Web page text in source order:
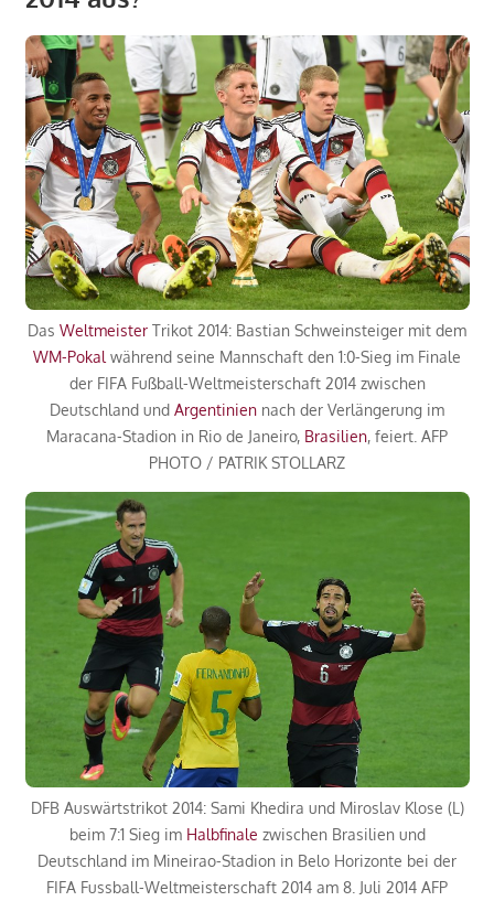
Das Weltmeister Trikot 2014: Bastian Schweinsteiger mit dem
WM-Pokal während seine Mannschaft den 1:0-Sieg im Finale
der FIFA Fußball-Weltmeisterschaft 2014 zwischen
Deutschland und Argentinien nach der Verlängerung im
Maracana-Stadion in Rio de Janeiro, Brasilien, feiert. AFP
PHOTO / PATRIK STOLLARZ
DFB Auswärtstrikot 2014: Sami Khedira und Miroslav Klose (L)
beim 7:1 Sieg im Halbfinale zwischen Brasilien und
Deutschland im Mineirao-Stadion in Belo Horizonte bei der
FIFA Fussball-Weltmeisterschaft 2014 am 8. Juli 2014 AFP